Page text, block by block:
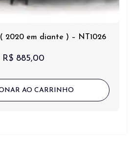
2020 em diante ) – NT1026
R$ 885,00
AO CARRINHO